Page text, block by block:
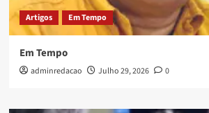
Artigos Em Tempo
Em Tempo
adminredacao Julho 29, 2026 0